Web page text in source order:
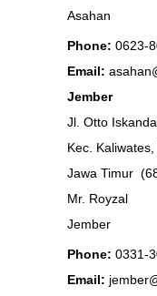
Asahan
Phone: 0623-
Email:
Jember
Jl. Otto
Kec.
Jawa Timur
Mr. Royzal
Jember
Phone: 0331-
Email: